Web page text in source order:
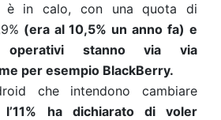
è in calo, con una quota di
(era al 10,5% un anno fa) e
operativi stanno via via
per esempio BlackBerry.
che intendono cambiare
ha dichiarato di voler